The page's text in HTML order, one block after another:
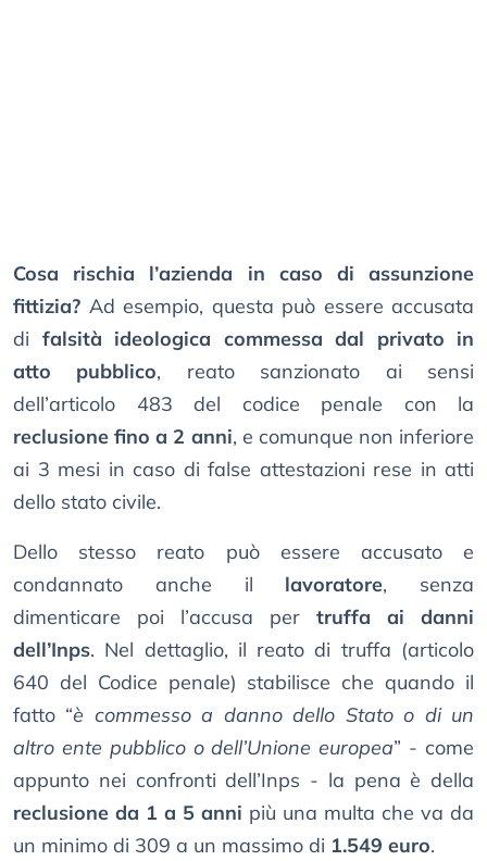
Cosa rischia l’azienda in caso di assunzione
fittizia? Ad esempio, questa può essere accusata
di falsità ideologica commessa dal privato in
atto pubblico, reato sanzionato ai sensi
dell’articolo 483 del codice penale con la
reclusione fino a 2 anni, e comunque non inferiore
ai 3 mesi in caso di false attestazioni rese in atti
dello stato civile.
Dello stesso reato può essere accusato e
condannato anche il lavoratore, senza
dimenticare poi l’accusa per truffa ai danni
dell’Inps. Nel dettaglio, il reato di truffa (articolo
640 del Codice penale) stabilisce che quando il
fatto “è commesso a danno dello Stato o di un
altro ente pubblico o dell’Unione europea” - come
appunto nei confronti dell’Inps - la pena è della
reclusione da 1 a 5 anni più una multa che va da
un minimo di 309 a un massimo di 1.549 euro.